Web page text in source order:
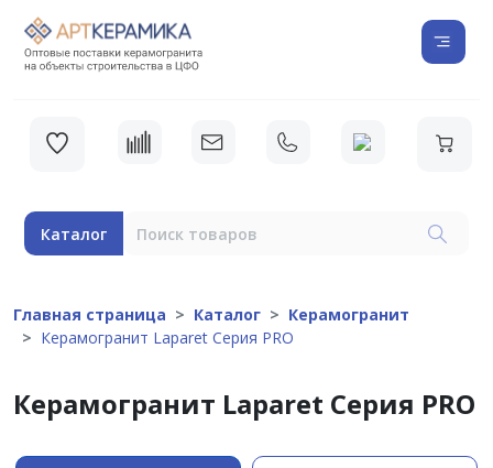
Каталог
Главная страница Каталог
Керамогранит
Керамогранит Laparet Серия PRO
Керамогранит Laparet Серия PRO